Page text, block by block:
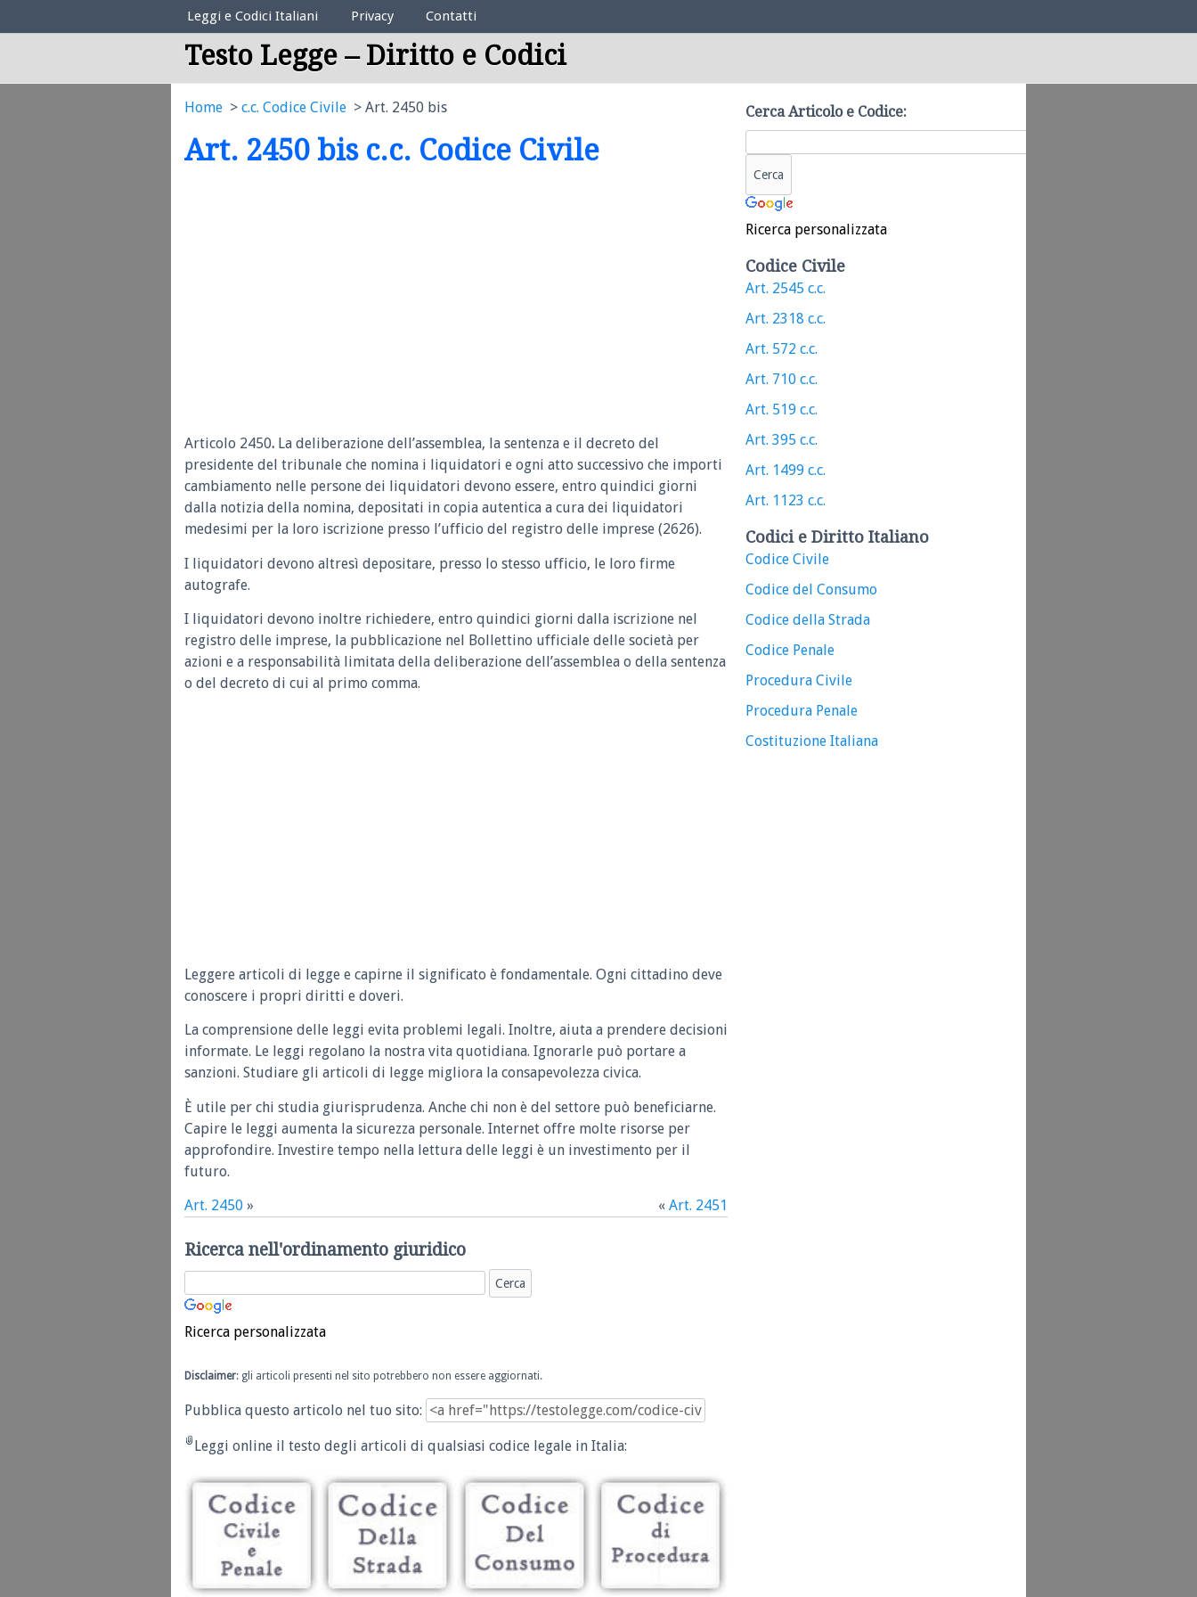
Elenco Codici Legali
Leggi e Codici Italiani Privacy Contatti
Testo Legge – Diritto e Codici
Home c.c. Codice Civile Art. 2450 bis
Art. 2450 bis c.c. Codice Civile
Articolo 2450. La deliberazione dell’assemblea, la sentenza e il decreto del
presidente del tribunale che nomina i liquidatori e ogni atto successivo che importi
cambiamento nelle persone dei liquidatori devono essere, entro quindici giorni
dalla notizia della nomina, depositati in copia autentica a cura dei liquidatori
medesimi per la loro iscrizione presso l’ufficio del registro delle imprese (2626).
I liquidatori devono altresì depositare, presso lo stesso ufficio, le loro firme
autografe.
I liquidatori devono inoltre richiedere, entro quindici giorni dalla iscrizione nel
registro delle imprese, la pubblicazione nel Bollettino ufficiale delle società per
azioni e a responsabilità limitata della deliberazione dell’assemblea o della sentenza
o del decreto di cui al primo comma.
Leggere articoli di legge e capirne il significato è fondamentale. Ogni cittadino deve
conoscere i propri diritti e doveri.
La comprensione delle leggi evita problemi legali. Inoltre, aiuta a prendere decisioni
informate. Le leggi regolano la nostra vita quotidiana. Ignorarle può portare a
sanzioni. Studiare gli articoli di legge migliora la consapevolezza civica.
È utile per chi studia giurisprudenza. Anche chi non è del settore può beneficiarne.
Capire le leggi aumenta la sicurezza personale. Internet offre molte risorse per
approfondire. Investire tempo nella lettura delle leggi è un investimento per il
futuro.
Art. 2450 » « Art. 2451
Ricerca nell'ordinamento giuridico
Ricerca personalizzata
Disclaimer: gli articoli presenti nel sito potrebbero non essere aggiornati.
Pubblica questo articolo nel tuo sito:
Leggi online il testo degli articoli di qualsiasi codice legale in Italia:
Cerca Articolo e Codice:
Ricerca personalizzata
Codice Civile
Art. 2545 c.c.
Art. 2318 c.c.
Art. 572 c.c.
Art. 710 c.c.
Art. 519 c.c.
Art. 395 c.c.
Art. 1499 c.c.
Art. 1123 c.c.
Codici e Diritto Italiano
Codice Civile
Codice del Consumo
Codice della Strada
Codice Penale
Procedura Civile
Procedura Penale
Costituzione Italiana